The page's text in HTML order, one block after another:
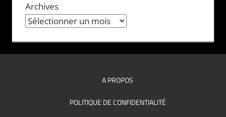
Archives
A PROPOS
POLITIQUE DE CONFIDENTIALITÉ